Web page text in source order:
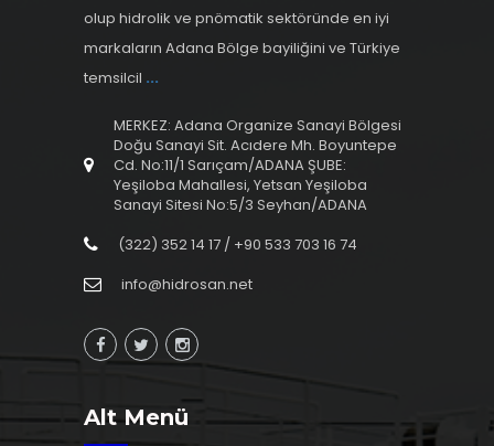
olup hidrolik ve pnömatik sektöründe en iyi
markaların Adana Bölge bayiliğini ve Türkiye
temsilcil ...
MERKEZ: Adana Organize Sanayi Bölgesi
Doğu Sanayi Sit. Acıdere Mh. Boyuntepe
Cd. No:11/1 Sarıçam/ADANA ŞUBE:
Yeşiloba Mahallesi, Yetsan Yeşiloba
Sanayi Sitesi No:5/3 Seyhan/ADANA
(322) 352 14 17 / +90 533 703 16 74
info@hidrosan.net
Alt Menü